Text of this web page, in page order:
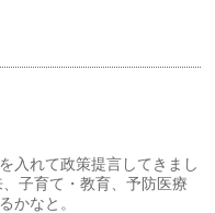
入れて政策提言してきまし
子育て・教育、予防医療
かなと。